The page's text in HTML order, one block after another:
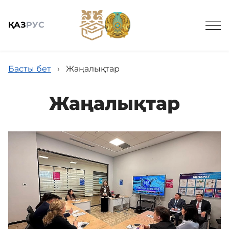
ҚАЗРУС
Жаңалықтар
Біздің қызметтер
Байланыс
Басты бет › Жаңалықтар
Жаңалықтар